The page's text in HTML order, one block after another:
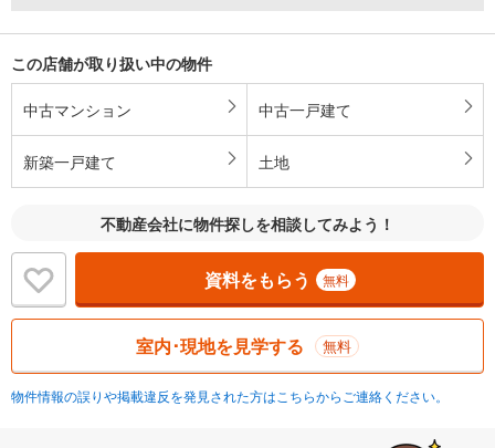
この店舗が取り扱い中の物件
中古マンション 中古一戸建て
新築一戸建て 土地
不動産会社に物件探しを相談してみよう！
資料をもらう 無料
室内･現地を見学する 無料
物件情報の誤りや掲載違反を発見された方はこちらからご連絡ください。